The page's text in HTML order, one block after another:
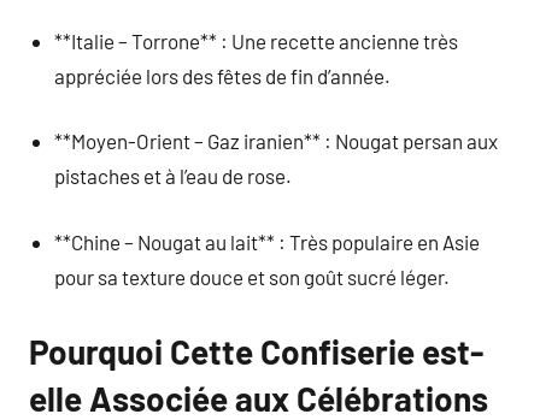
**Italie – Torrone** : Une recette ancienne très
appréciée lors des fêtes de fin d’année.
**Moyen-Orient – Gaz iranien** : Nougat persan aux
pistaches et à l’eau de rose.
**Chine – Nougat au lait** : Très populaire en Asie
pour sa texture douce et son goût sucré léger.
Pourquoi Cette Confiserie est-
elle Associée aux Célébrations